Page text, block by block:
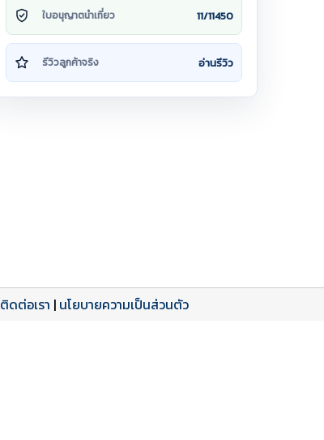
ใบอนุญาตนำเที่ยว 11/11450
รีวิวลูกค้าจริง อ่านรีวิว
ติดต่อเรา | นโยบายความเป็นส่วนตัว